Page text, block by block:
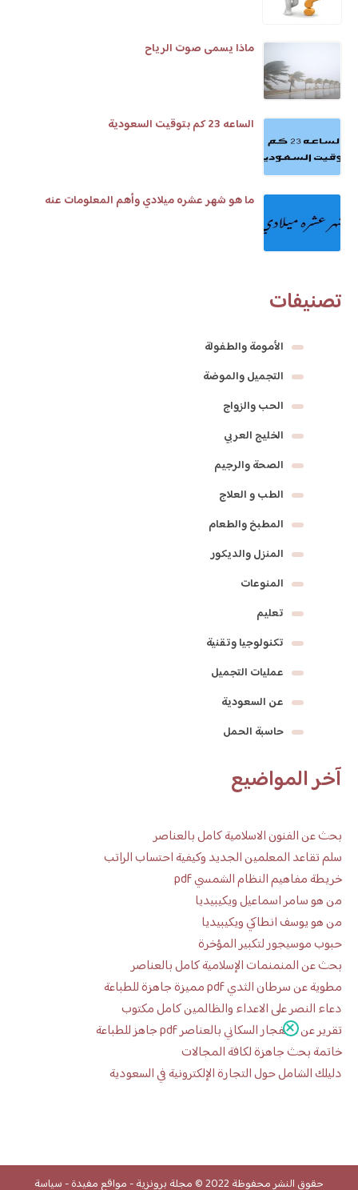
ماذا يسمى صوت الرياح
الساعه 23 كم بتوقيت السعودية
ما هو شهر عشره ميلادي وأهم المعلومات عنه
تصنيفات
الأمومة والطفولة
التجميل والموضة
الحب والزواج
الخليج العربي
الصحة والرجيم
الطب و العلاج
المطبخ والطعام
المنزل والديكور
المنوعات
تعليم
تكنولوجيا وتقنية
عمليات التجميل
عن السعودية
حاسبة الحمل
آخر المواضيع
بحث عن الفنون الاسلامية كامل بالعناصر
سلم تقاعد المعلمين الجديد وكيفية احتساب الراتب
خريطة مفاهيم النظام الشمسي pdf
من هو سامر اسماعيل ويكيبيديا
من هو يوسف انطاكي ويكيبيديا
حبوب موسيجور لتكبير المؤخرة
بحث عن المنمنمات الإسلامية كامل بالعناصر
مطوية عن سرطان الثدي pdf مميزة جاهزة للطباعة
دعاء النصر على الاعداء والظالمين كامل مكتوب
تقرير عن الانفجار السكاني بالعناصر pdf جاهز للطباعة
خاتمة بحث جاهزة لكافة المجالات
دليلك الشامل حول التجارة الإلكترونية في السعودية
حقوق النشر محفوظة 2022 © مجلة برونزية-مواقع مفيدة-سياسة